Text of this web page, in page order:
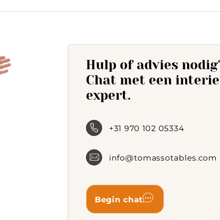
chosen
the
product
page
Hulp of advies
Chat met een
expert.
+31 970 102 05334
info@tomassotables.com